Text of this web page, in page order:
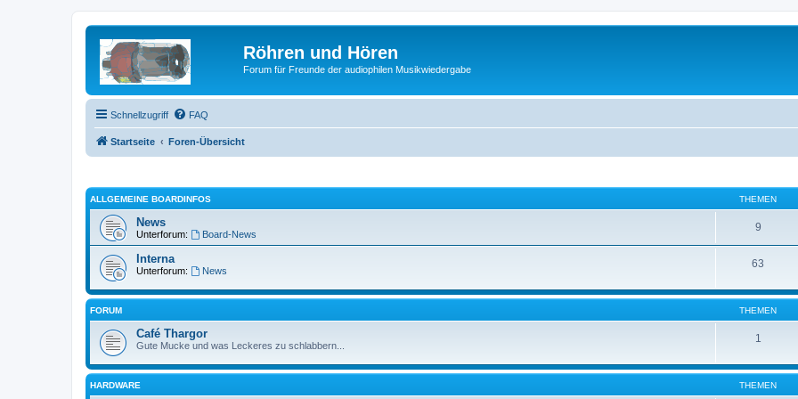
Röhren und Hören
Forum für Freunde der audiophilen Musikwiedergabe
Schnellzugriff FAQ
Startseite Foren-Übersicht
ALLGEMEINE BOARDINFOS THEMEN
News
Unterforum: Board-News
9
Interna
Unterforum: News
63
FORUM THEMEN
Café Thargor
Gute Mucke und was Leckeres zu schlabbern...
1
HARDWARE THEMEN